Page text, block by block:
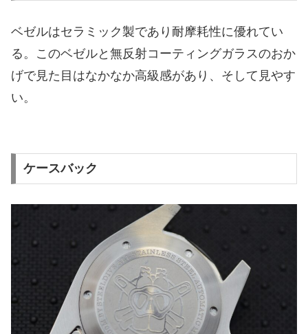
ベゼルはセラミック製であり耐摩耗性に優れてい
る。このベゼルと無反射コーティングガラスのおか
げで見た目はなかなか高級感があり、そして見やす
い。
ケースバック